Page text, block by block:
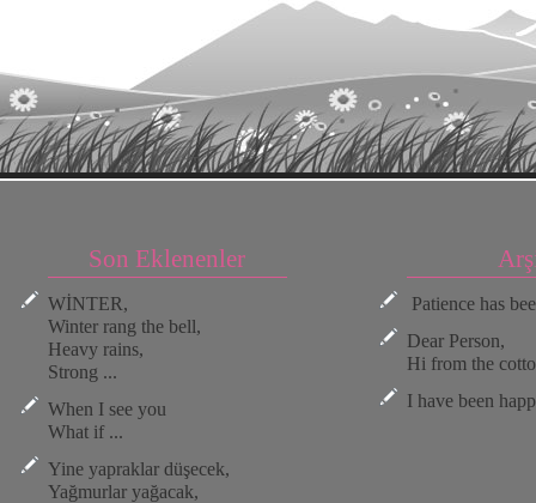
Son Eklenenler
WİNTER,
Winter rang the bell,
Heavy rains,
Strong ...
When I see you
What if ...
Yine yapraklar düşecek,
Yağmurlar yağacak,
Patience has
Dear Person,
Hi from the
I have been